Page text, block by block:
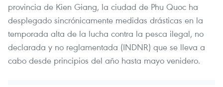
provincia de Kien Giang, la ciudad de Phu Quoc ha
desplegado sincrónicamente medidas drásticas en la
temporada alta de la lucha contra la pesca ilegal, no
declarada y no reglamentada (INDNR) que se lleva a
cabo desde principios del año hasta mayo venidero.